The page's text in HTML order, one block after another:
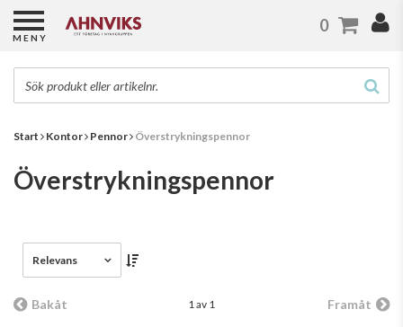
Start Kontor Pennor Överstrykningspennor
Överstrykningspennor
Relevans
Bakåt 1 av 1 Framåt
MENY
0